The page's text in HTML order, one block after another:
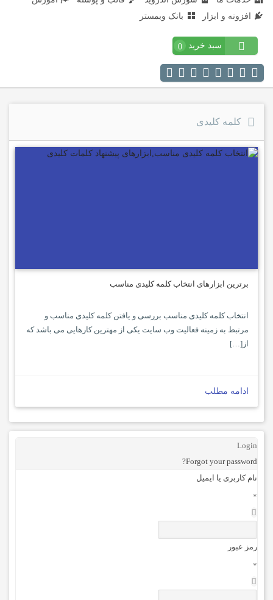
افزونه و ابزار
بانک وبمستر
سبد خرید 0
کلمه کلیدی
برترین ابزارهای انتخاب کلمه کلیدی مناسب
انتخاب کلمه کلیدی مناسب بررسی و یافتن کلمه کلیدی مناسب و
مرتبط به زمینه فعالیت وب سایت یکی از مهترین کارهایی می باشد که
از[…]
ادامه مطلب
Login
Forgot your password?
نام کاربری یا ایمیل
*
رمز عبور
*